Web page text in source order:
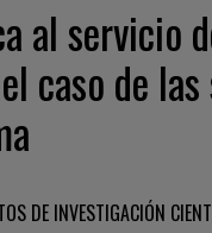
al servicio
caso de
DE INVESTIGACIÓN